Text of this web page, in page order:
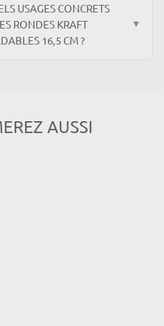
USAGES CONCRETS
RONDES KRAFT
16,5 CM ?
▼
AUSSI